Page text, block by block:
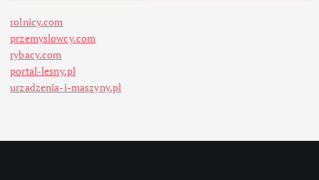
rolnicy.com
przemyslowcy.com
rybacy.com
portal-lesny.pl
urzadzenia-i-maszyny.pl